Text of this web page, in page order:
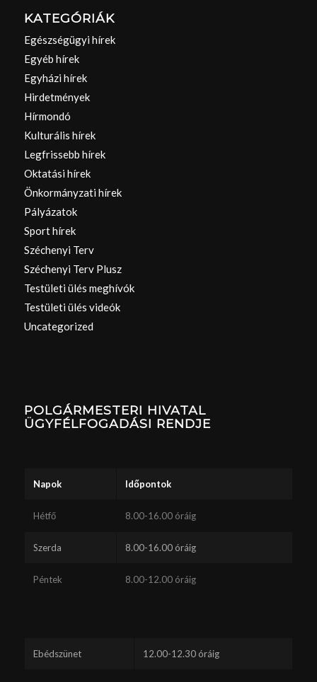
KATEGÓRIÁK
Egészségügyi hírek
Egyéb hírek
Egyházi hírek
Hirdetmények
Hírmondó
Kulturális hírek
Legfrissebb hírek
Oktatási hírek
Önkormányzati hírek
Pályázatok
Sport hírek
Széchenyi Terv
Széchenyi Terv Plusz
Testületi ülés meghívók
Testületi ülés videók
Uncategorized
POLGÁRMESTERI HIVATAL
ÜGYFÉLFOGADÁSI RENDJE
Napok Időpontok
Hétfő 8.00-16.00 óráig
Szerda 8.00-16.00 óráig
Péntek 8.00-12.00 óráig
Ebédszünet 12.00-12.30 óráig